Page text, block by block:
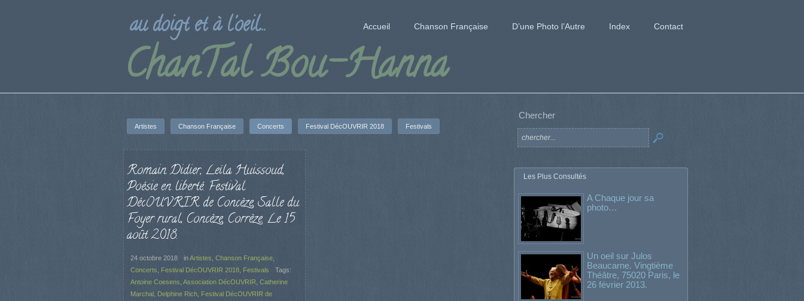
ChanTal Bou-Hanna
au doigt et à l'oeil... Accueil Chanson Française D’une Photo l’Autre Index Contact
Artistes Chanson Française Concerts Festival DécOUVRIR 2018 Festivals
Romain Didier, Leïla Huissoud,
Poésie en liberté. Festival
DécOUVRIR de Concèze, Salle du
Foyer rural, Concèze, Corrèze. Le 15
août 2018.
24 octobre 2018 inArtistes Chanson Française
Concerts
Festival DécOUVRIR 2018 Festivals
Tags:
Antoine Coesens Association DécOUVRIR Catherine
Marchal Delphine Rich Festival DécOUVRIR de
Chercher
Les Plus Consultés
A Chaque jour sa
photo…
Un oeil sur Julos
Beaucarne. Vingtième
Théâtre, 75020 Paris, le
26 février 2013.